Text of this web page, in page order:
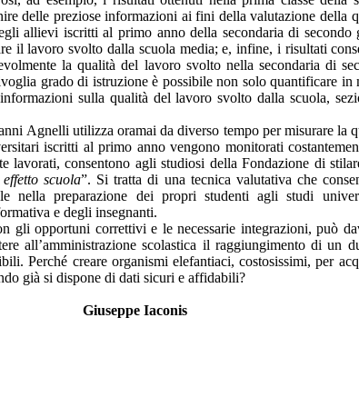
delle preziose informazioni ai fini della valutazione della
allievi iscritti al primo anno della secondaria di secondo
il lavoro svolto dalla scuola media; e, infine, i risultati
la qualità del lavoro svolto nella secondaria di
grado di istruzione è possibile non solo quantificare in
sulla qualità del lavoro svolto dalla scuola,
Agnelli utilizza oramai da diverso tempo per misurare la
iscritti al primo anno vengono monitorati
lavorati, consentono agli studiosi della Fondazione di
scuola”. Si tratta di una tecnica valutativa che
nella preparazione dei propri studenti agli studi
e degli insegnanti.
gli opportuni correttivi e le necessarie integrazioni, può
all’amministrazione scolastica il raggiungimento di un
Perché creare organismi elefantiaci, costosissimi, per
già si dispone di dati sicuri e affidabili?
Giuseppe Iaconis